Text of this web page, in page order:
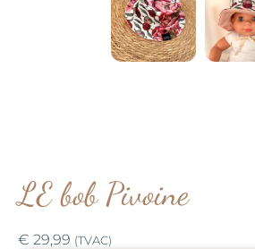
LE bob Pivoine
€ 29,99 (TVAC)